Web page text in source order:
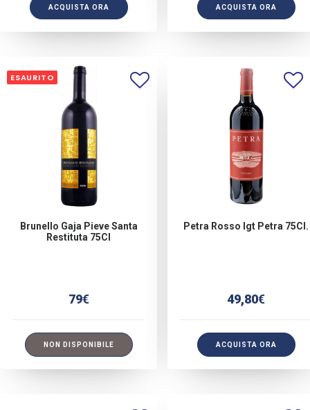
ACQUISTA ORA ACQUISTA ORA
ESAURITO
Brunello Gaja Pieve Santa
Restituta 75Cl
79€
NON DISPONIBILE
Petra Rosso Igt Petra 75Cl.
49,80€
ACQUISTA ORA